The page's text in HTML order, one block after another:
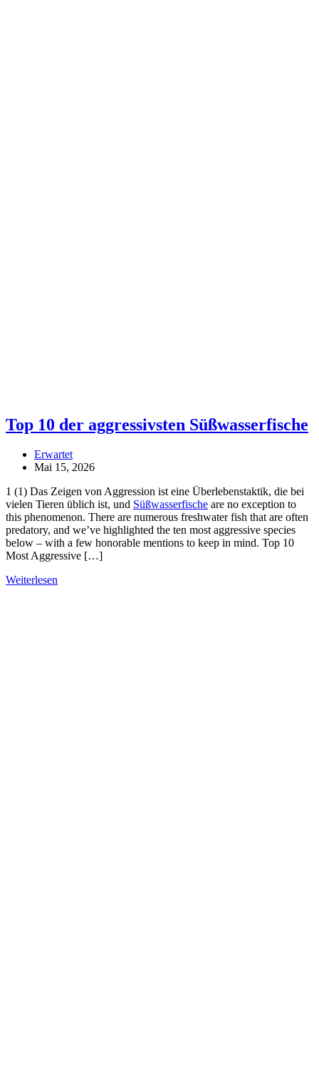
Top 10 der aggressivsten Süßwasserfische
Erwartet
Mai 15, 2026
1 (1) Das Zeigen von Aggression ist eine Überlebenstaktik, die bei
vielen Tieren üblich ist, und Süßwasserfische are no exception to
this phenomenon. There are numerous freshwater fish that are often
predatory, and we’ve highlighted the ten most aggressive species
below – with a few honorable mentions to keep in mind. Top 10
Most Aggressive […]
Weiterlesen